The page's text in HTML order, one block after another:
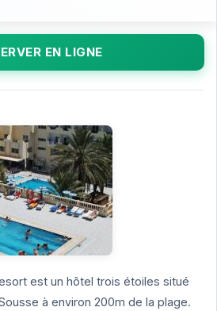
EN LIGNE
est un hôtel trois étoiles situé
à environ 200m de la plage.